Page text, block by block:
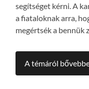
segítséget kérni. A
a fiataloknak arra,
megértsék a bennük
A témáról